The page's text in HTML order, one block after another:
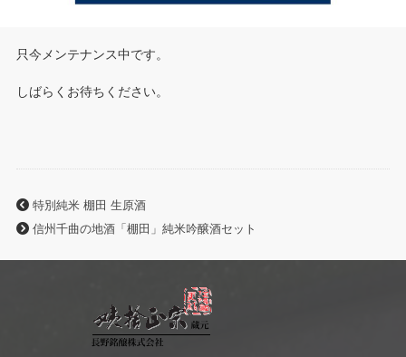
只今メンテナンス中です。
しばらくお待ちください。
特別純米 棚田 生原酒
信州千曲の地酒「棚田」純米吟醸酒セット